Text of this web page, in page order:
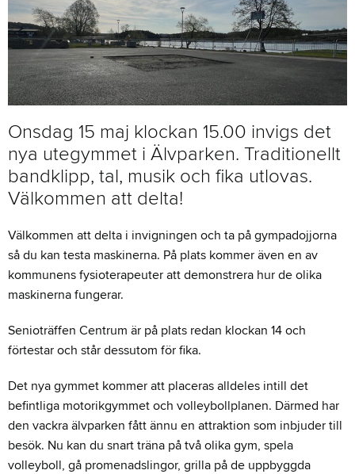
Onsdag 15 maj klockan 15.00 invigs det
nya utegymmet i Älvparken. Traditionellt
bandklipp, tal, musik och fika utlovas.
Välkommen att delta!
Välkommen att delta i invigningen och ta på gympadojjorna
så du kan testa maskinerna. På plats kommer även en av
kommunens fysioterapeuter att demonstrera hur de olika
maskinerna fungerar.
Senioträffen Centrum är på plats redan klockan 14 och
förtestar och står dessutom för fika.
Det nya gymmet kommer att placeras alldeles intill det
befintliga motorikgymmet och volleybollplanen. Därmed har
den vackra älvparken fått ännu en attraktion som inbjuder till
besök. Nu kan du snart träna på två olika gym, spela
volleyboll, gå promenadslingor, grilla på de uppbyggda